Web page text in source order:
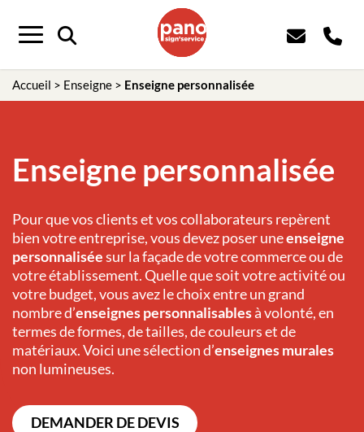
Menu
Accueil > Enseigne > Enseigne personnalisée
Enseigne personnalisée
Pour que vos clients et vos collaborateurs repèrent
bien votre entreprise, vous devez poser uneenseigne
personnaliséesur la façade de votre commerce ou de
votre établissement. Quelle que soit votre activité ou
votre budget, vous avez le choix entre un grand
nombre d’enseignes personnalisablesà volonté, en
termes de formes, de tailles, de couleurs et de
matériaux. Voici une sélection d’enseignes murales
non lumineuses.
DEMANDER DE DEVIS